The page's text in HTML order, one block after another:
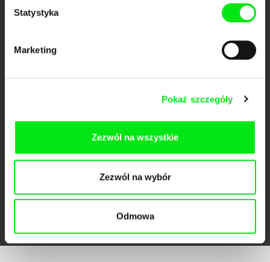
Statystyka
Marketing
Pokaż szczegóły
Zezwól na wszystkie
Zezwól na wybór
Odmowa
Against Gravity
FIDMarseille Ji.hlava IDFF Visions du Réel